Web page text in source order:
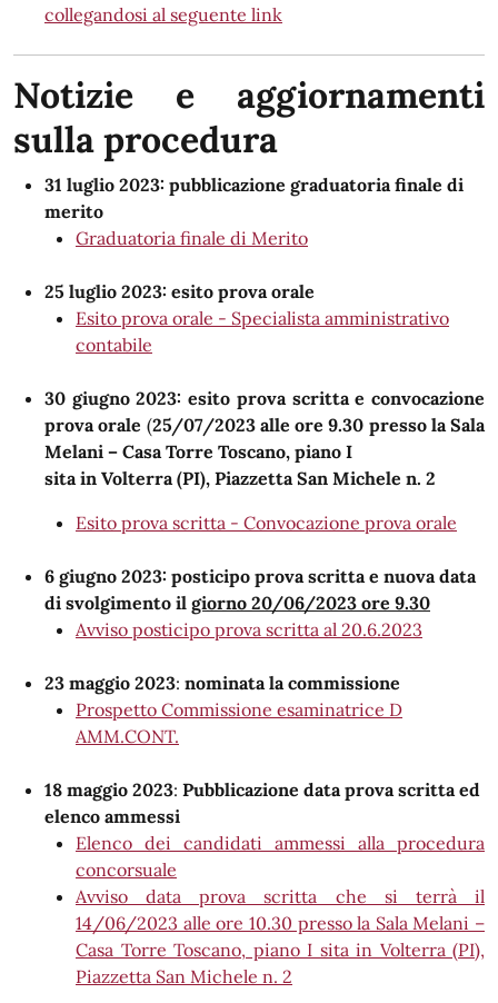
collegandosi al seguente link
Notizie e aggiornamenti
sulla procedura
31 luglio 2023: pubblicazione graduatoria finale di
merito
Graduatoria finale di Merito
25 luglio 2023: esito prova orale
Esito prova orale - Specialista amministrativo
contabile
30 giugno 2023: esito prova scritta e convocazione
prova orale (25/07/2023 alle ore 9.30 presso la Sala
Melani – Casa Torre Toscano, piano I
sita in Volterra (PI), Piazzetta San Michele n. 2
Esito prova scritta - Convocazione prova orale
6 giugno 2023: posticipo prova scritta e nuova data
di svolgimento il giorno 20/06/2023 ore 9.30
Avviso posticipo prova scritta al 20.6.2023
23 maggio 2023: nominata la commissione
Prospetto Commissione esaminatrice D
AMM.CONT.
18 maggio 2023: Pubblicazione data prova scritta ed
elenco ammessi
Elenco dei candidati ammessi alla procedura
concorsuale
Avviso data prova scritta che si terrà il
14/06/2023 alle ore 10.30 presso la Sala Melani –
Casa Torre Toscano, piano I sita in Volterra (PI),
Piazzetta San Michele n. 2